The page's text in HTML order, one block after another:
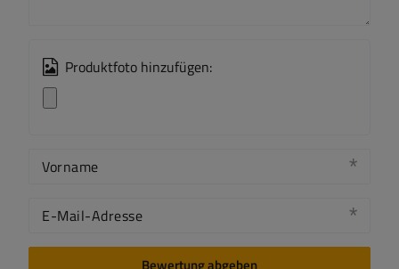
Produktfoto hinzufügen:
Vorname
E-Mail-Adresse
Bewertung abgeben